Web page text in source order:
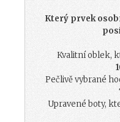
Který prvek
Kvalitní oblek,
Pečlivě vybrané
Upravené boty,